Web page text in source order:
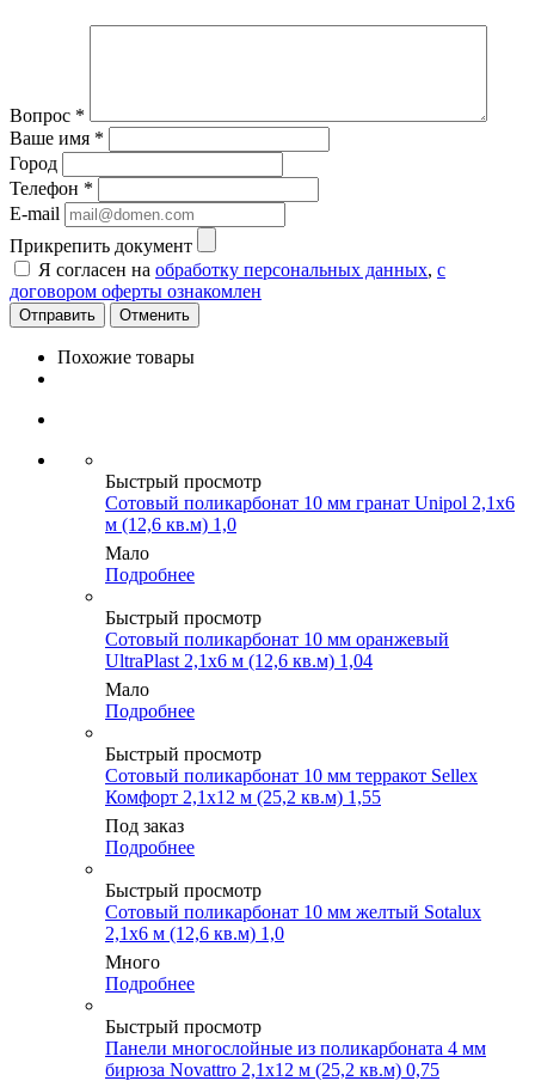
Вопрос *
Ваше имя *
Город
Телефон *
E-mail
Прикрепить документ
Я согласен на обработку персональных данных, с
договором оферты ознакомлен
Отменить
Похожие товары
Быстрый просмотр
Сотовый поликарбонат 10 мм гранат Unipol 2,1х6
м (12,6 кв.м) 1,0
Мало
Подробнее
Быстрый просмотр
Сотовый поликарбонат 10 мм оранжевый
UltraPlast 2,1х6 м (12,6 кв.м) 1,04
Мало
Подробнее
Быстрый просмотр
Сотовый поликарбонат 10 мм терракот Sellex
Комфорт 2,1х12 м (25,2 кв.м) 1,55
Под заказ
Подробнее
Быстрый просмотр
Сотовый поликарбонат 10 мм желтый Sotalux
2,1х6 м (12,6 кв.м) 1,0
Много
Подробнее
Быстрый просмотр
Панели многослойные из поликарбоната 4 мм
бирюза Novattro 2,1х12 м (25,2 кв.м) 0,75